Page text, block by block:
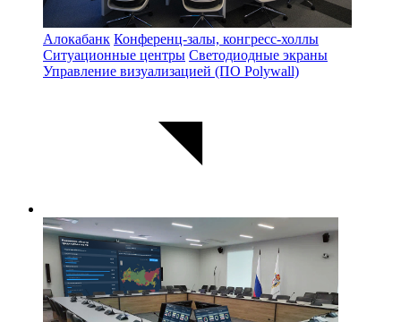
Алокабанк Конференц-залы, конгресс-холлы
Ситуационные центры Светодиодные экраны
Управление визуализацией (ПО Polywall)